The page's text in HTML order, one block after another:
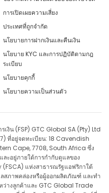
การเปิดเผยความเสี่ยง
ประเทศที่ถูกจำกัด
นโยบายการฝากเงินและคืนเงิน
นโยบาย KYC และการปฏิบัติตามกฎ
ระเบียบ
นโยบายคุกกี้
นโยบายความเป็นส่วนตัว
เงิน (FSP) GTC Global SA (Pty) Ltd
ที่อยู่จดทะเบียน: 18 Cavendish
Cape, 7708, South Africa ซึ่ง
ละอยู่ภายใต้การกำกับดูแลของ
แห่งสาธารณรัฐแอฟริกาใต้
ลสภาพคล่องหรือผู้ออกผลิตภัณฑ์ และทำ
ว่างลูกค้าและ GTC Global Trade